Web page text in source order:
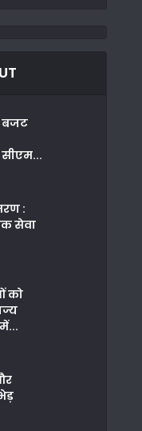
बजट
:
सेवा
को